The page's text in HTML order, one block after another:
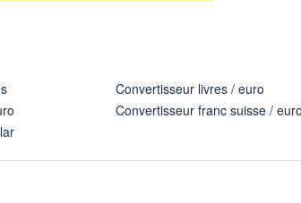
Convertisseur livres / euro
Convertisseur franc suisse / euro